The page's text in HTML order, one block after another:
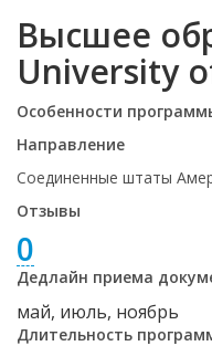
Высшее
University
Особенности
Направление
Соединенные штаты
Отзывы
0
Дедлайн приема
май, июль, ноябрь
Длительность